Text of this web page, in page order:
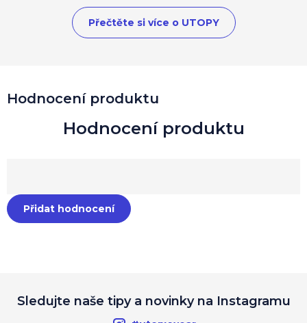
Hodnocení produktu
Přidat hodnocení
Přečtěte si více o UTOPY
Sledujte naše tipy a novinky na Instagramu